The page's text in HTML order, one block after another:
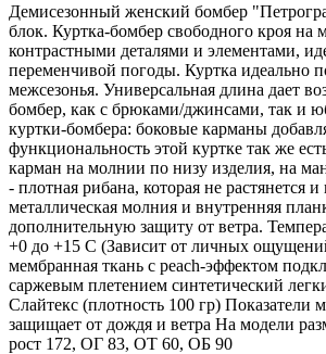
Демисезонный женский бомбер
блок. Куртка-бомбер свободного кроя на
контрастными деталями и элементами,
переменчивой погоды. Куртка идеально
межсезонья. Универсальная длина дает
бомбер, как с брюками/джинсами, так и
куртки-бомбера: боковые карманы
функциональность этой куртке так же
карман на молнии по низу изделия, на
- плотная рибана, которая не растянется
металлическая молния и внутренняя
дополнительную защиту от ветра.
+0 до +15 С (Зависит от личных
мембранная ткань с peach-эффектом
саржевым плетением синтетический
Слайтекс (плотность 100 гр) Показатели
защищает от дождя и ветра На модели
рост 172, ОГ 83, ОТ 60, ОБ 90